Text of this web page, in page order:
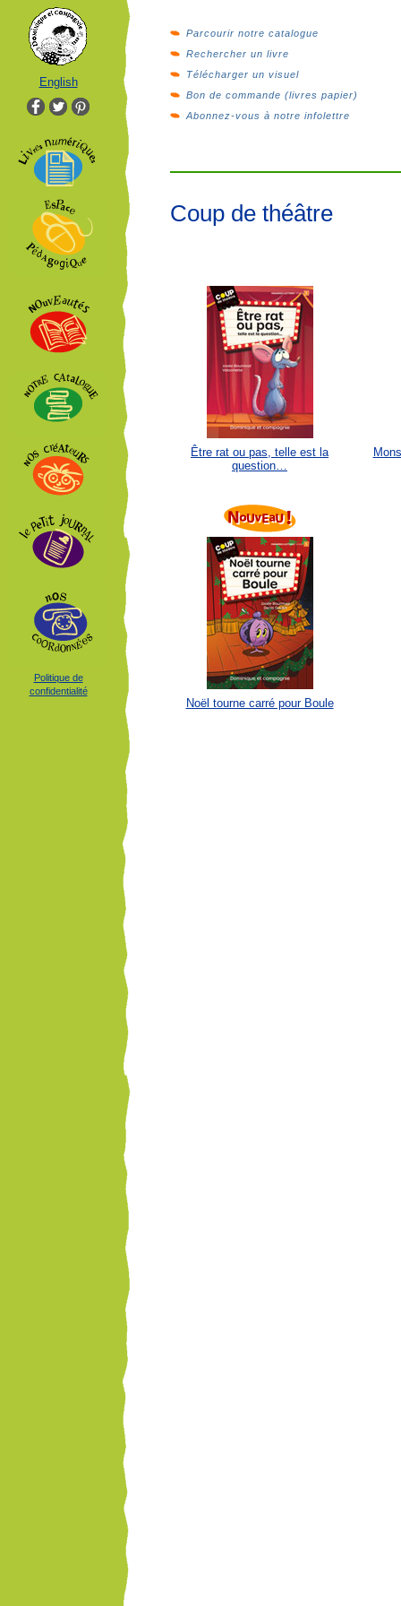
English
Politique de
confidentialité
Parcourir notre catalogue
Rechercher un livre
Télécharger un visuel
Bon de commande (livres papier)
Abonnez-vous à notre infolettre
Coup de théâtre
Être rat ou pas, telle est la
question…
Noël tourne carré pour Boule